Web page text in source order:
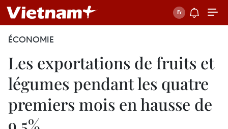
ÉCONOMIE
Les exportations de fruits et
légumes pendant les quatre
premiers mois en hausse de